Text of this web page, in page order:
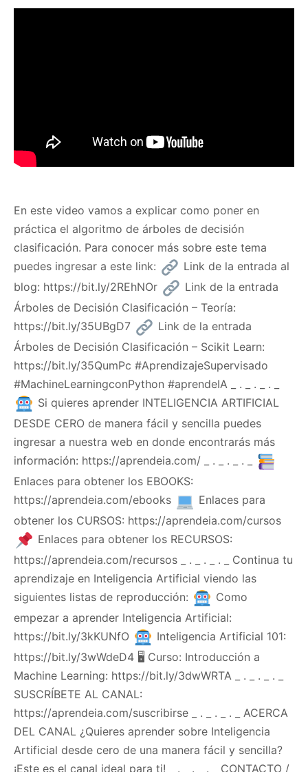
En este video vamos a explicar como poner en
práctica el algoritmo de árboles de decisión
clasificación. Para conocer más sobre este tema
puedes ingresar a este link:
Link de la entrada al
blog: https://bit.ly/2REhNOr
Link de la entrada
Árboles de Decisión Clasificación – Teoría:
https://bit.ly/35UBgD7
Link de la entrada
Árboles de Decisión Clasificación – Scikit Learn:
https://bit.ly/35QumPc #AprendizajeSupervisado
#MachineLearningconPython #aprendeIA _ . _ . _ . _
Si quieres aprender INTELIGENCIA ARTIFICIAL
DESDE CERO de manera fácil y sencilla puedes
ingresar a nuestra web en donde encontrarás más
información: https://aprendeia.com/ _ . _ . _ . _
Enlaces para obtener los EBOOKS:
https://aprendeia.com/ebooks
Enlaces para
obtener los CURSOS: https://aprendeia.com/cursos
Enlaces para obtener los RECURSOS:
https://aprendeia.com/recursos _ . _ . _ . _ Continua tu
aprendizaje en Inteligencia Artificial viendo las
siguientes listas de reproducción:
Como
empezar a aprender Inteligencia Artificial:
https://bit.ly/3kKUNfO
Inteligencia Artificial 101:
https://bit.ly/3wWdeD4 🖥 Curso: Introducción a
Machine Learning: https://bit.ly/3dwWRTA _ . _ . _ . _
SUSCRÍBETE AL CANAL:
https://aprendeia.com/suscribirse _ . _ . _ . _ ACERCA
DEL CANAL ¿Quieres aprender sobre Inteligencia
Artificial desde cero de una manera fácil y sencilla?
¡Este es el canal ideal para ti! _ . _ . _ . _ CONTACTO /